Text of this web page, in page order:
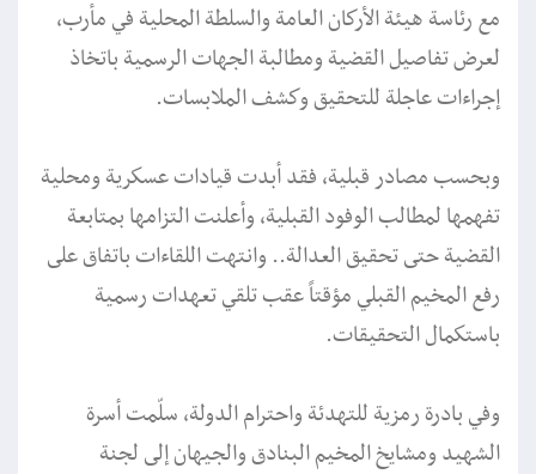
مع رئاسة هيئة الأركان العامة والسلطة المحلية في مأرب،
لعرض تفاصيل القضية ومطالبة الجهات الرسمية باتخاذ
إجراءات عاجلة للتحقيق وكشف الملابسات.
وبحسب مصادر قبلية، فقد أبدت قيادات عسكرية ومحلية
تفهمها لمطالب الوفود القبلية، وأعلنت التزامها بمتابعة
القضية حتى تحقيق العدالة.. وانتهت اللقاءات باتفاق على
رفع المخيم القبلي مؤقتاً عقب تلقي تعهدات رسمية
باستكمال التحقيقات.
وفي بادرة رمزية للتهدئة واحترام الدولة، سلّمت أسرة
الشهيد ومشايخ المخيم البنادق والجيهان إلى لجنة